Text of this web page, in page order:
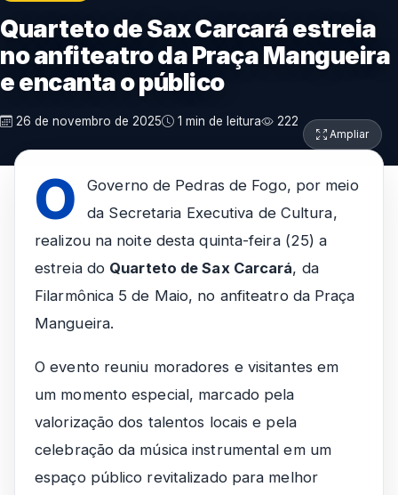
Quarteto de Sax Carcará estreia
no anfiteatro da Praça Mangueira
e encanta o público
26 de novembro de 2025 1 min de leitura 222
Ampliar
O
Governo de Pedras de Fogo, por meio
da Secretaria Executiva de Cultura,
realizou na noite desta quinta-feira (25) a
estreia do Quarteto de Sax Carcará, da
Filarmônica 5 de Maio, no anfiteatro da Praça
Mangueira.
O evento reuniu moradores e visitantes em
um momento especial, marcado pela
valorização dos talentos locais e pela
celebração da música instrumental em um
espaço público revitalizado para melhor